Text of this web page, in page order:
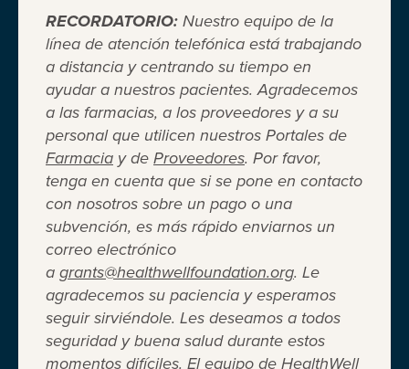
RECORDATORIO: Nuestro equipo de la
línea de atención telefónica está trabajando
a distancia y centrando su tiempo en
ayudar a nuestros pacientes. Agradecemos
a las farmacias, a los proveedores y a su
personal que utilicen nuestros Portales de
Farmacia y de Proveedores. Por favor,
tenga en cuenta que si se pone en contacto
con nosotros sobre un pago o una
subvención, es más rápido enviarnos un
correo electrónico
a grants@healthwellfoundation.org. Le
agradecemos su paciencia y esperamos
seguir sirviéndole. Les deseamos a todos
seguridad y buena salud durante estos
momentos difíciles. El equipo de HealthWell
Cuando el seguro médico no es
suficiente ®
Entidad 501(c)(3) independiente sin fines de lucro
que brinda asistencia financiera a adultos y niños
para cubrir el costo del coseguro de los
medicamentos recetados, copagos, deducibles,
primas de seguro médico y otros gastos médicos
directos de su bolsillo seleccionados.
Terms of Use Privacy Policy Accessibility